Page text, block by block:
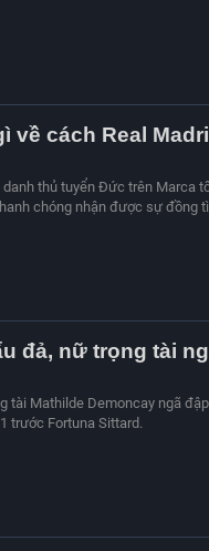
về cách Real
thủ tuyển Đức trên Marca
chóng nhận được sự đồng
đả, nữ trọng tài
tài Mathilde Demoncay ngã
trước Fortuna Sittard.